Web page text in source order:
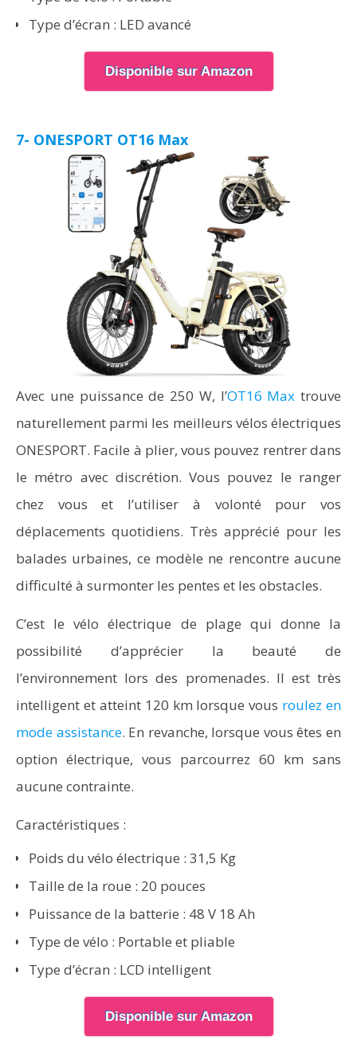
Type d’écran : LED avancé
Disponible sur Amazon
7- ONESPORT OT16 Max
Avec une puissance de 250 W, l’OT16 Max trouve
naturellement parmi les meilleurs vélos électriques
ONESPORT. Facile à plier, vous pouvez rentrer dans
le métro avec discrétion. Vous pouvez le ranger
chez vous et l’utiliser à volonté pour vos
déplacements quotidiens. Très apprécié pour les
balades urbaines, ce modèle ne rencontre aucune
difficulté à surmonter les pentes et les obstacles.
C’est le vélo électrique de plage qui donne la
possibilité d’apprécier la beauté de
l’environnement lors des promenades. Il est très
intelligent et atteint 120 km lorsque vous roulez en
mode assistance. En revanche, lorsque vous êtes en
option électrique, vous parcourrez 60 km sans
aucune contrainte.
Caractéristiques :
Poids du vélo électrique : 31,5 Kg
Taille de la roue : 20 pouces
Puissance de la batterie : 48 V 18 Ah
Type de vélo : Portable et pliable
Type d’écran : LCD intelligent
Disponible sur Amazon